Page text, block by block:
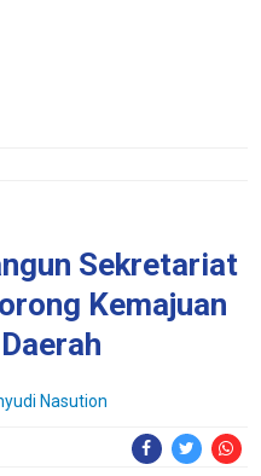
Sekretariat
Kemajuan
Nasution